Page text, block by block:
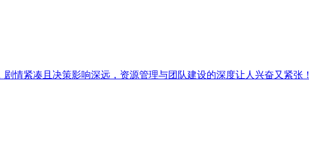
情紧凑且决策影响深远，资源管理与团队建设的深度让人兴奋又紧张！